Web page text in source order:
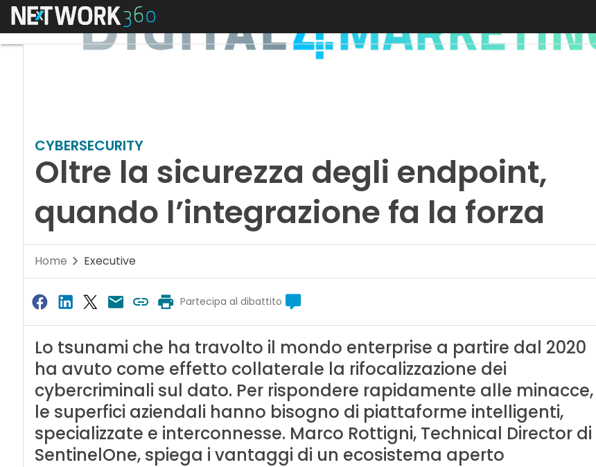
Menu
CYBERSECURITY
Oltre la sicurezza degli endpoint,
quando l’integrazione fa la forza
Home Executive
Partecipa al dibattito
Lo tsunami che ha travolto il mondo enterprise a partire dal 2020
ha avuto come effetto collaterale la rifocalizzazione dei
cybercriminali sul dato. Per rispondere rapidamente alle minacce,
le superfici aziendali hanno bisogno di piattaforme intelligenti,
specializzate e interconnesse. Marco Rottigni, Technical Director di
SentinelOne, spiega i vantaggi di un ecosistema aperto